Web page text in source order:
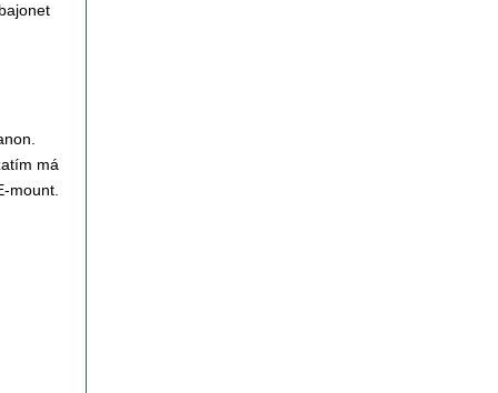
má
mount.